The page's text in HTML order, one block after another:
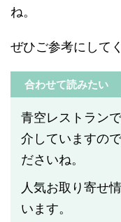
ね。
ぜひご参考にして
合わせて読みたい
青空レストラン
介していますの
ださいね。
人気お取り寄せ
います。